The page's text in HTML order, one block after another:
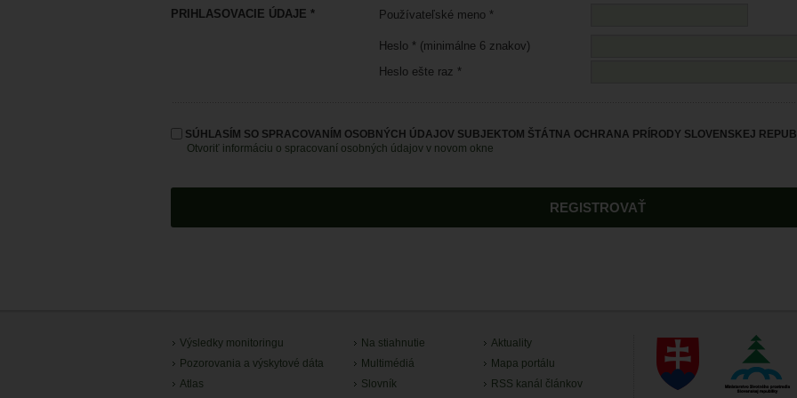
PRIHLASOVACIE ÚDAJE * Používateľské meno *
Heslo * (minimálne 6 znakov)
Heslo ešte raz *
SÚHLASÍM SO SPRACOVANÍM OSOBNÝCH ÚDAJOV SUBJEKTOM ŠTÁTNA OCHRANA PRÍRODY SLOVENSKEJ
Otvoriť informáciu o spracovaní osobných údajov v novom okne
Výsledky monitoringu
Pozorovania a výskytové dáta
Atlas
Na stiahnutie
Multimédiá
Slovník
Aktuality
Mapa portálu
RSS kanál článkov